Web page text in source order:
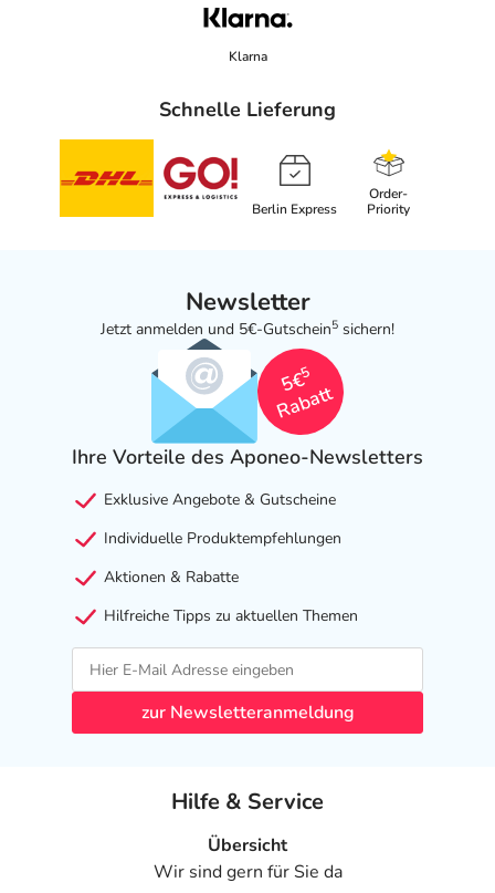
Klarna
Schnelle Lieferung
Berlin Express
Order-
Priority
Newsletter
Jetzt anmelden und 5€-Gutschein5 sichern!
5€
5
Rabatt
Ihre Vorteile des Aponeo-Newsletters
Exklusive Angebote & Gutscheine
Individuelle Produktempfehlungen
Aktionen & Rabatte
Hilfreiche Tipps zu aktuellen Themen
zur Newsletteranmeldung
Hilfe & Service
Übersicht
Wir sind gern für Sie da